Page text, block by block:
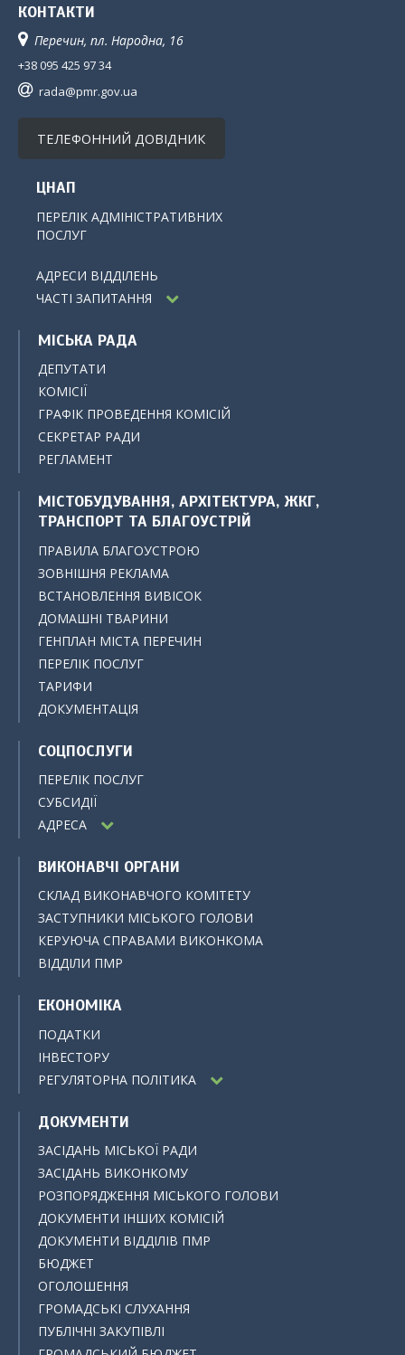
КОНТАКТИ
Перечин, пл. Народна, 16
+38 095 425 97 34
rada@pmr.gov.ua
ТЕЛЕФОННИЙ ДОВІДНИК
ЦНАП
ПЕРЕЛІК АДМІНІСТРАТИВНИХ
ПОСЛУГ
АДРЕСИ ВІДДІЛЕНЬ
ЧАСТІ ЗАПИТАННЯ
МІСЬКА РАДА
ДЕПУТАТИ
КОМІСІЇ
ГРАФІК ПРОВЕДЕННЯ КОМІСІЙ
СЕКРЕТАР РАДИ
РЕГЛАМЕНТ
МІСТОБУДУВАННЯ, АРХІТЕКТУРА, ЖКГ,
ТРАНСПОРТ ТА БЛАГОУСТРІЙ
ПРАВИЛА БЛАГОУСТРОЮ
ЗОВНІШНЯ РЕКЛАМА
ВСТАНОВЛЕННЯ ВИВІСОК
ДОМАШНІ ТВАРИНИ
ГЕНПЛАН МІСТА ПЕРЕЧИН
ПЕРЕЛІК ПОСЛУГ
ТАРИФИ
ДОКУМЕНТАЦІЯ
СОЦПОСЛУГИ
ПЕРЕЛІК ПОСЛУГ
СУБСИДІЇ
АДРЕСА
ВИКОНАВЧІ ОРГАНИ
СКЛАД ВИКОНАВЧОГО КОМІТЕТУ
ЗАСТУПНИКИ МІСЬКОГО ГОЛОВИ
КЕРУЮЧА СПРАВАМИ ВИКОНКОМА
ВІДДІЛИ ПМР
ЕКОНОМІКА
ПОДАТКИ
ІНВЕСТОРУ
РЕГУЛЯТОРНА ПОЛІТИКА
ДОКУМЕНТИ
ЗАСІДАНЬ МІСЬКОЇ РАДИ
ЗАСІДАНЬ ВИКОНКОМУ
РОЗПОРЯДЖЕННЯ МІСЬКОГО ГОЛОВИ
ДОКУМЕНТИ ІНШИХ КОМІСІЙ
ДОКУМЕНТИ ВІДДІЛІВ ПМР
БЮДЖЕТ
ОГОЛОШЕННЯ
ГРОМАДСЬКІ СЛУХАННЯ
ПУБЛІЧНІ ЗАКУПІВЛІ